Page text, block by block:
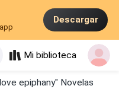
Descargar
Mi biblioteca
epiphany" Novelas